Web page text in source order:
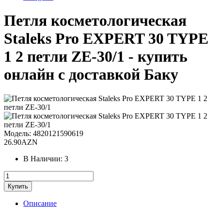
Петля косметологическая
Staleks Pro EXPERT 30 TYPE
1 2 петли ZE-30/1 - купить
онлайн с доставкой Баку
Модель: 4820121590619
26.90AZN
В Наличии: 3
Описание